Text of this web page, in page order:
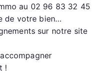
au 02 96 83 32 45
de votre bien…
sur notre site
!